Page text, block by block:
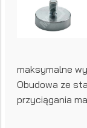
maksymalne
Obudowa ze
przyciągania